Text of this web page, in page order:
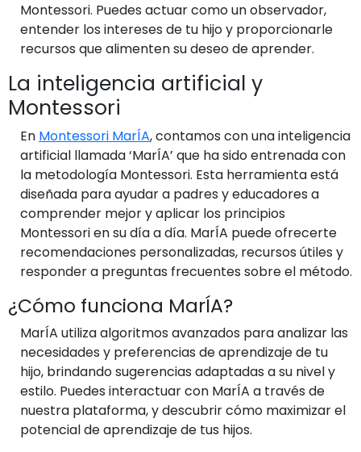
Montessori. Puedes actuar como un observador,
entender los intereses de tu hijo y proporcionarle
recursos que alimenten su deseo de aprender.
La inteligencia artificial y
Montessori
En Montessori MarÍA, contamos con una inteligencia
artificial llamada ‘MarÍA’ que ha sido entrenada con
la metodología Montessori. Esta herramienta está
diseñada para ayudar a padres y educadores a
comprender mejor y aplicar los principios
Montessori en su día a día. MarÍA puede ofrecerte
recomendaciones personalizadas, recursos útiles y
responder a preguntas frecuentes sobre el método.
¿Cómo funciona MarÍA?
MarÍA utiliza algoritmos avanzados para analizar las
necesidades y preferencias de aprendizaje de tu
hijo, brindando sugerencias adaptadas a su nivel y
estilo. Puedes interactuar con MarÍA a través de
nuestra plataforma, y descubrir cómo maximizar el
potencial de aprendizaje de tus hijos.